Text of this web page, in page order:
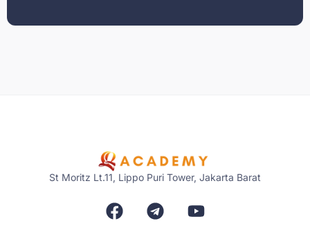
St Moritz Lt.11, Lippo Puri Tower, Jakarta Barat